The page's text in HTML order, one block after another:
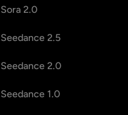
Sora 2.0
Seedance 2.5
Seedance 2.0
Seedance 1.0